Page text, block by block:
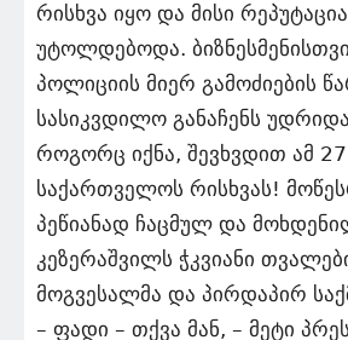
რისხვა იყო და მისი
უტოლდებოდა.
პოლიციის მიერ გამოძიების
სასიკვდილო განაჩენს
როგორც იქნა, შევხვდით ამ
საქართველოს რისხვას!
პეწიანად ჩაცმულ და
კეზერაშვილს ჭკვიანი
მოგვესალმა და პირდაპირ
– ფადი – თქვა მან, – მეტი